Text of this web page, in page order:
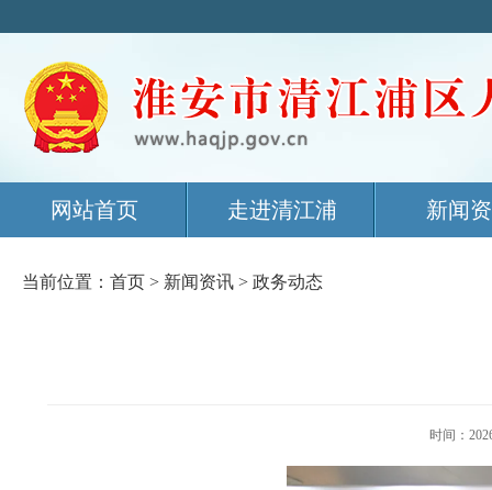
网站首页 走进清江浦 新闻
当前位置： 首页 > 新闻资讯 > 政务动态
时间：